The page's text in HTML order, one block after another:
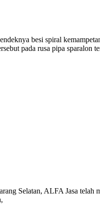
besi spiral
pada rusa pipa sparalon
Selatan, ALFA Jasa telah